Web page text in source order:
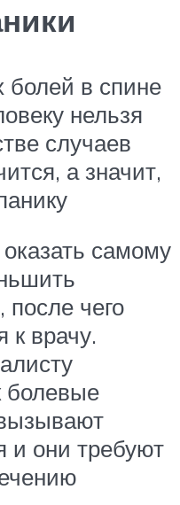
в спине
нельзя
случаев
а значит,
самому
чего
к врачу.
болевые
и они требуют